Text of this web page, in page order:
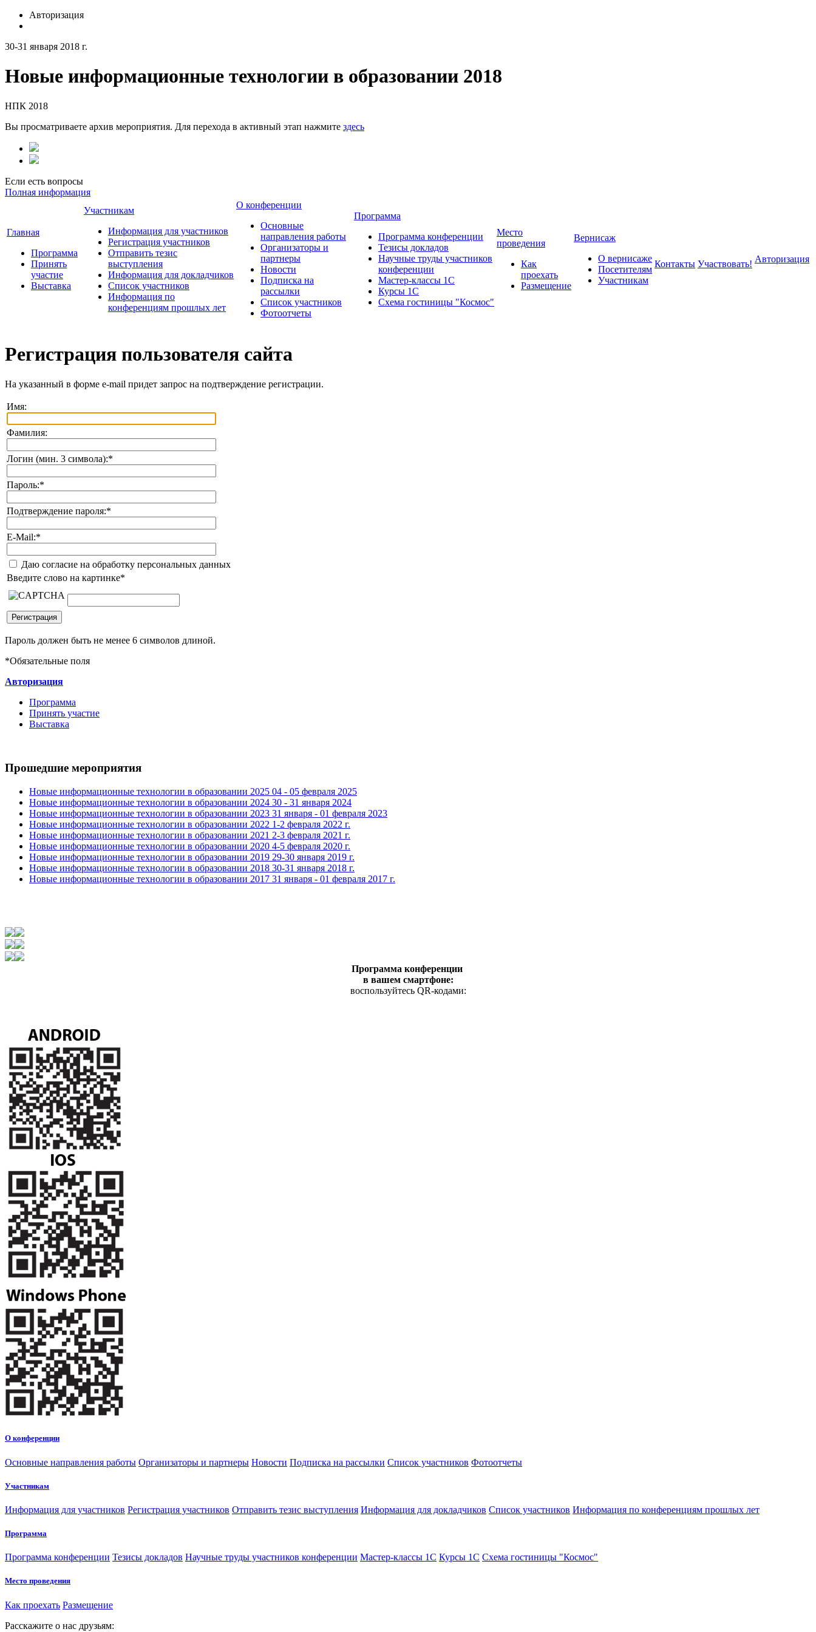
Авторизация
30-31 января 2018 г.
Новые информационные технологии в образовании 2018
НПК 2018
Вы просматриваете архив мероприятия. Для перехода в активный этап нажмите здесь
Если есть вопросы
Полная информация
Главная
Программа
Принять
участие
Выставка
Участникам
Информация для участников
Регистрация участников
Отправить тезис
выступления
Информация для докладчиков
Список участников
Информация по
конференциям прошлых лет
О конференции
Основные
направления работы
Организаторы и
партнеры
Новости
Подписка на
рассылки
Список участников
Фотоотчеты
Программа
Программа конференции
Тезисы докладов
Научные труды участников
конференции
Мастер-классы 1С
Курсы 1С
Схема гостиницы "Космос"
Место
проведения
Как
проехать
Размещение
Вернисаж
О вернисаже
Посетителям
Участникам
Контакты Участвовать! Авторизация
Регистрация пользователя сайта
На указанный в форме e-mail придет запрос на подтверждение регистрации.
Имя:
Фамилия:
Логин (мин. 3 символа):*
Пароль:*
Подтверждение пароля:*
E-Mail:*
Даю согласие на обработку персональных данных
Введите слово на картинке*
Пароль должен быть не менее 6 символов длиной.
*Обязательные поля
Авторизация
Программа
Принять участие
Выставка
Прошедшие мероприятия
Новые информационные технологии в образовании 2025 04 - 05 февраля 2025
Новые информационные технологии в образовании 2024 30 - 31 января 2024
Новые информационные технологии в образовании 2023 31 января - 01 февраля 2023
Новые информационные технологии в образовании 2022 1-2 февраля 2022 г.
Новые информационные технологии в образовании 2021 2-3 февраля 2021 г.
Новые информационные технологии в образовании 2020 4-5 февраля 2020 г.
Новые информационные технологии в образовании 2019 29-30 января 2019 г.
Новые информационные технологии в образовании 2018 30-31 января 2018 г.
Новые информационные технологии в образовании 2017 31 января - 01 февраля 2017 г.
Программа конференции
в вашем смартфоне:
воспользуйтесь QR-кодами:
О конференции
Основные направления работы Организаторы и партнеры Новости Подписка на рассылки Список участников Фотоотчеты
Участникам
Информация для участников Регистрация участников Отправить тезис выступления Информация для докладчиков Список участников Информация по конференциям прошлых лет
Программа
Программа конференции Тезисы докладов Научные труды участников конференции Мастер-классы 1С Курсы 1С Схема гостиницы "Космос"
Место проведения
Как проехать Размещение
Расскажите о нас друзьям: